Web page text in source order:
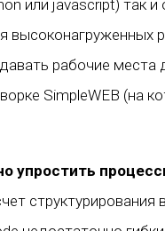
или javascript) так
рабочие места
SimpleWEB (на
упростить